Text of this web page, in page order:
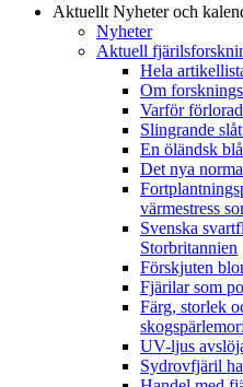
Aktuellt Nyheter och
Nyheter
Aktuell
Hela
Om
Varför
Slingrande
En öländsk
Det nya
värmestress
Svenska
Storbritannien
Förskjuten
Fjärilar som
Färg, storlek
UV-ljus
Sydrovfjäril